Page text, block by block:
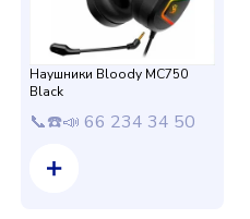
Наушники Bloody MC750
Black
📞☎️📣 66 234 34 50